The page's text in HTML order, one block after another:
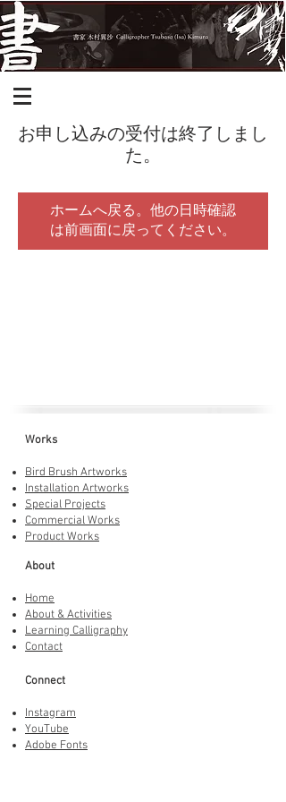
お申し込みの受付は終了しまし
た。
ホームへ戻る。他の日時確認
は前画面に戻ってください。
Works
Bird Brush Artworks
Installation Artworks
Special Projects
Commercial Works
Product Works
About
Home
About & Activities
Learning Calligraphy
Contact
Connect
Instagram
YouTube
Adobe Fonts